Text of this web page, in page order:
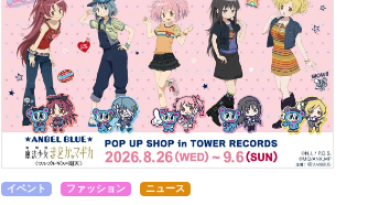
イベント ファッション ニュース